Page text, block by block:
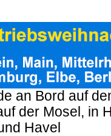
an Bord auf
der Mosel, in
Havel